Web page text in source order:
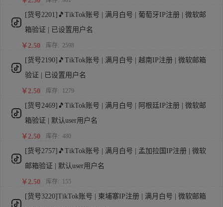
[货号2201]🎵TikTok账号 | 满月白号 | 葡萄牙IP注册 | 微软邮
箱验证 | 已设置用户名
￥2.50 库存: 2598
[货号2190]🎵TikTok账号 | 满月白号 | 越南IP注册 | 微软邮箱
验证 | 已设置用户名
￥2.50 库存: 1279
[货号2469]🎵TikTok账号 | 满月白号 | 阿根廷IP注册 | 微软邮
箱验证 | 默认user用户名
￥2.50 库存: 480
[货号2757]🎵TikTok账号 | 满月白号 | 孟加拉国IP注册 | 微软
邮箱验证 | 默认user用户名
￥2.50 库存: 155
[货号3220]TikTok账号 | 柬埔寨IP注册 | 满月白号 | 微软邮箱